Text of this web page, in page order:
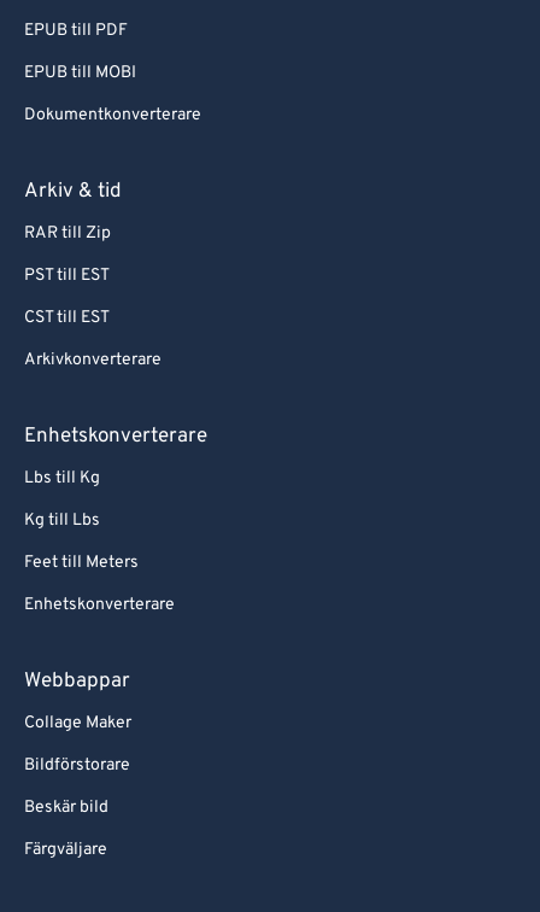
EPUB till PDF
EPUB till MOBI
Dokumentkonverterare
Arkiv & tid
RAR till Zip
PST till EST
CST till EST
Arkivkonverterare
Enhetskonverterare
Lbs till Kg
Kg till Lbs
Feet till Meters
Enhetskonverterare
Webbappar
Collage Maker
Bildförstorare
Beskär bild
Färgväljare